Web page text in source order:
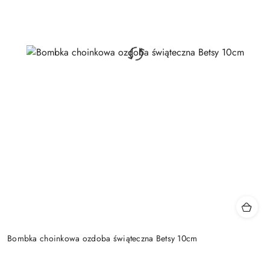
Bombka choinkowa ozdoba świąteczna Betsy 10cm